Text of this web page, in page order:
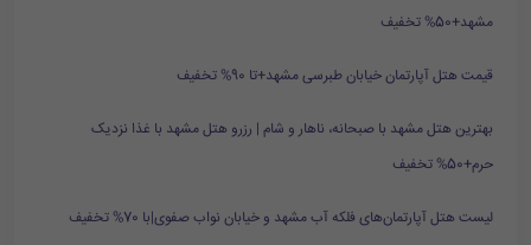
مشهد+50% تخفیف
قیمت هتل آپارتمان خیابان طبرسی مشهد+تا 90% تخفیف
بهترین هتل مشهد با صبحانه، ناهار و شام | رزرو هتل مشهد با غذا نزدیک
حرم+50% تخفیف
لیست هتل آپارتمان‌های فلکه آب مشهد و خیابان نواب صفوی|با 70% تخفیف